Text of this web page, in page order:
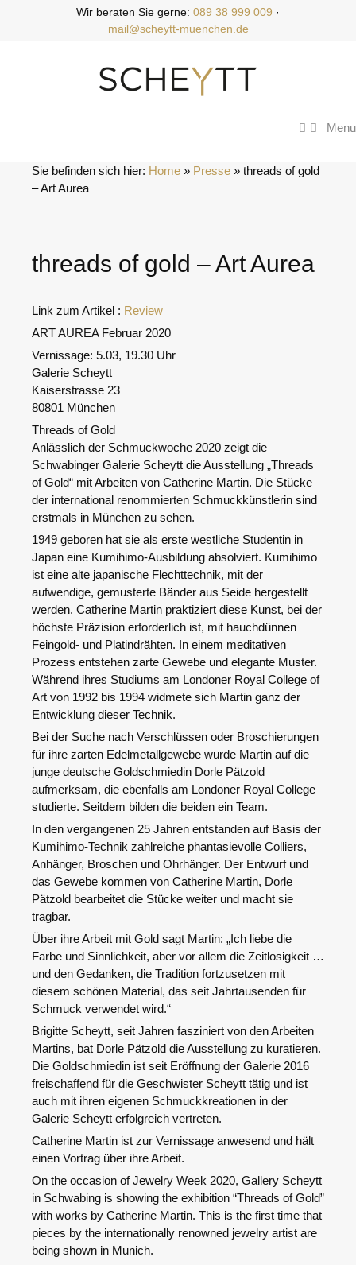
Wir beraten Sie gerne: 089 38 999 009 ·
mail@scheytt-muenchen.de
Menu
Sie befinden sich hier: Home » Presse » threads of gold
– Art Aurea
threads of gold – Art Aurea
Link zum Artikel : Review
ART AUREA Februar 2020
Vernissage: 5.03, 19.30 Uhr
Galerie Scheytt
Kaiserstrasse 23
80801 München
Threads of Gold
Anlässlich der Schmuckwoche 2020 zeigt die
Schwabinger Galerie Scheytt die Ausstellung „Threads
of Gold“ mit Arbeiten von Catherine Martin. Die Stücke
der international renommierten Schmuckkünstlerin sind
erstmals in München zu sehen.
1949 geboren hat sie als erste westliche Studentin in
Japan eine Kumihimo-Ausbildung absolviert. Kumihimo
ist eine alte japanische Flechttechnik, mit der
aufwendige, gemusterte Bänder aus Seide hergestellt
werden. Catherine Martin praktiziert diese Kunst, bei der
höchste Präzision erforderlich ist, mit hauchdünnen
Feingold- und Platindrähten. In einem meditativen
Prozess entstehen zarte Gewebe und elegante Muster.
Während ihres Studiums am Londoner Royal College of
Art von 1992 bis 1994 widmete sich Martin ganz der
Entwicklung dieser Technik.
Bei der Suche nach Verschlüssen oder Broschierungen
für ihre zarten Edelmetallgewebe wurde Martin auf die
junge deutsche Goldschmiedin Dorle Pätzold
aufmerksam, die ebenfalls am Londoner Royal College
studierte. Seitdem bilden die beiden ein Team.
In den vergangenen 25 Jahren entstanden auf Basis der
Kumihimo-Technik zahlreiche phantasievolle Colliers,
Anhänger, Broschen und Ohrhänger. Der Entwurf und
das Gewebe kommen von Catherine Martin, Dorle
Pätzold bearbeitet die Stücke weiter und macht sie
tragbar.
Über ihre Arbeit mit Gold sagt Martin: „Ich liebe die
Farbe und Sinnlichkeit, aber vor allem die Zeitlosigkeit …
und den Gedanken, die Tradition fortzusetzen mit
diesem schönen Material, das seit Jahrtausenden für
Schmuck verwendet wird.“
Brigitte Scheytt, seit Jahren fasziniert von den Arbeiten
Martins, bat Dorle Pätzold die Ausstellung zu kuratieren.
Die Goldschmiedin ist seit Eröffnung der Galerie 2016
freischaffend für die Geschwister Scheytt tätig und ist
auch mit ihren eigenen Schmuckkreationen in der
Galerie Scheytt erfolgreich vertreten.
Catherine Martin ist zur Vernissage anwesend und hält
einen Vortrag über ihre Arbeit.
On the occasion of Jewelry Week 2020, Gallery Scheytt
in Schwabing is showing the exhibition “Threads of Gold”
with works by Catherine Martin. This is the first time that
pieces by the internationally renowned jewelry artist are
being shown in Munich.